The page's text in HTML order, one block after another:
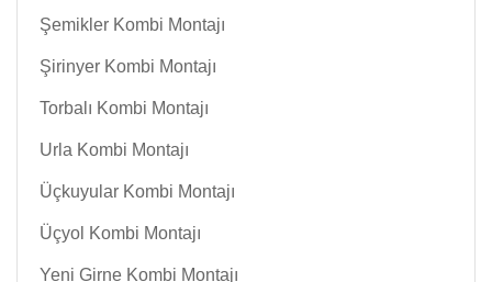
Şemikler Kombi Montajı
Şirinyer Kombi Montajı
Torbalı Kombi Montajı
Urla Kombi Montajı
Üçkuyular Kombi Montajı
Üçyol Kombi Montajı
Yeni Girne Kombi Montajı